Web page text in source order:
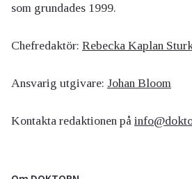
som grundades 1999.
Chefredaktör: Rebecka Kaplan
Ansvarig utgivare: Johan Bloom
Kontakta redaktionen på